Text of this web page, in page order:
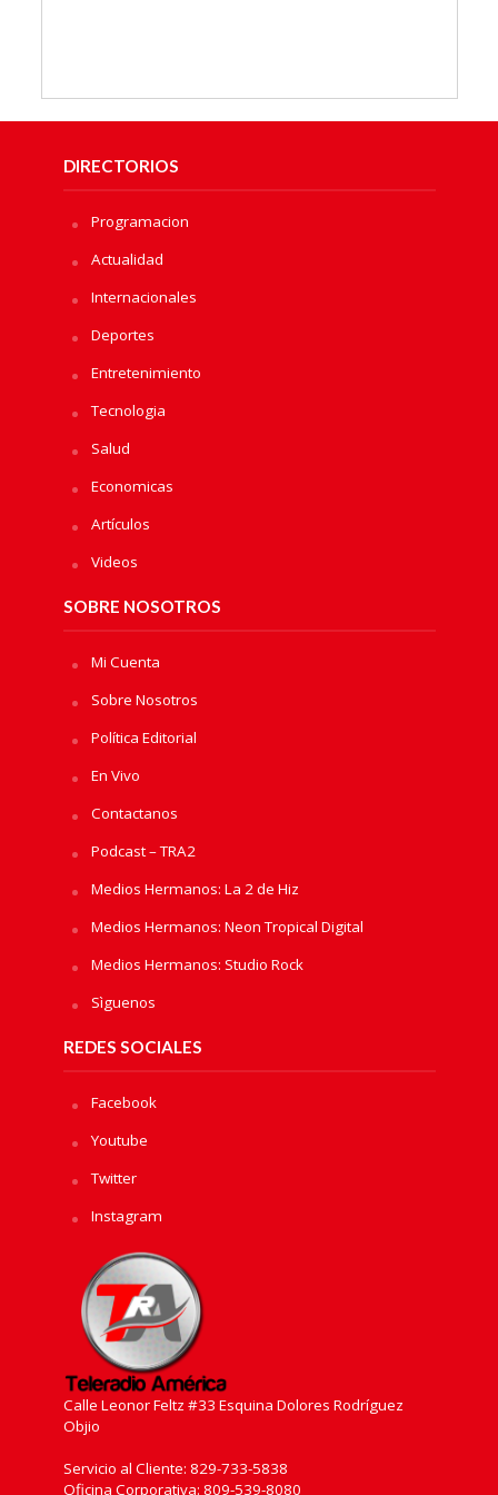
DIRECTORIOS
Programacion
Actualidad
Internacionales
Deportes
Entretenimiento
Tecnologia
Salud
Economicas
Artículos
Videos
SOBRE NOSOTROS
Mi Cuenta
Sobre Nosotros
Política Editorial
En Vivo
Contactanos
Podcast – TRA2
Medios Hermanos: La 2 de Hiz
Medios Hermanos: Neon Tropical Digital
Medios Hermanos: Studio Rock
Sìguenos
REDES SOCIALES
Facebook
Youtube
Twitter
Instagram
Calle Leonor Feltz #33 Esquina Dolores Rodríguez
Objio
Servicio al Cliente: 829-733-5838
Oficina Corporativa: 809-539-8080